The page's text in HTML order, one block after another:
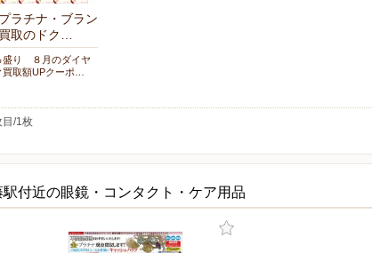
ラチナ・ブラン
取のドク…
盛り ８月のダイヤ
買取額UPクーポ…
目/1枚
駅付近の眼鏡・コンタクト・ケア用品